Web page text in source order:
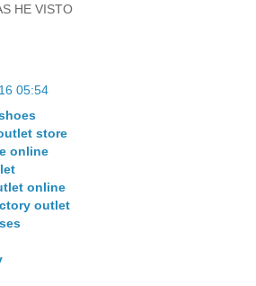
HE VISTO
05:54
store
online
online
outlet